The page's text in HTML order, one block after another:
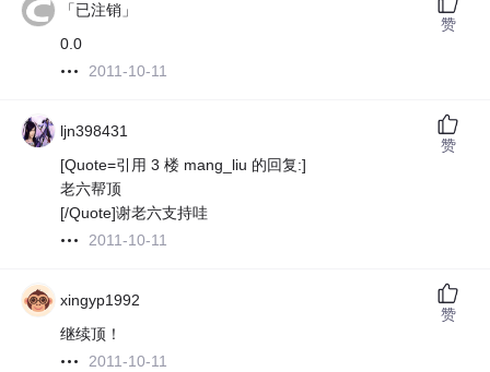
「已注销」
0.0
2011-10-11
赞
ljn398431
[Quote=引用 3 楼 mang_liu 的回复:]
老六帮顶
[/Quote]谢老六支持哇
2011-10-11
赞
xingyp1992
继续顶！
2011-10-11
赞